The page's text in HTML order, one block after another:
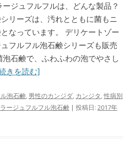
ジュフルフルは、どんな製品？
リーズは、汚れとともに菌もニ
なっています。 デリケートゾー
フルフル泡石鹸シリーズも販売
石鹸で、ふわふわの泡でやさし
きを読む]
泡石鹸, 男性のカンジダ, カンジタ,性病別
ージュフルフル泡石鹸 | 投稿日: 2017年